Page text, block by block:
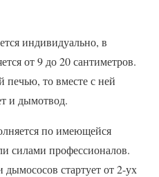
индивидуально, в
от 9 до 20 сантиметров.
печью, то вместе с ней
и дымотвод.
по имеющейся
силами профессионалов.
стартует от 2-ух